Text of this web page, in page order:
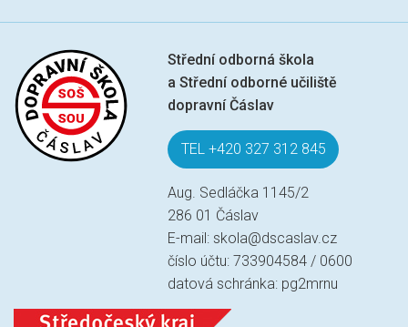
Střední odborná škola
a Střední odborné učiliště
dopravní Čáslav
TEL +420 327 312 845
Aug. Sedláčka 1145/2
286 01 Čáslav
E-mail:skola@dscaslav.cz
číslo účtu: 733904584 / 0600
datová schránka: pg2mrnu